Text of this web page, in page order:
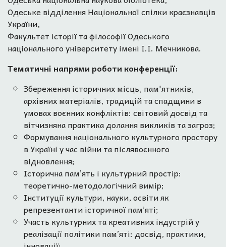
Одеське відділення Національної спілки краєзнавців
України,
Факультет історії та філософії Одеського
національного університету імені І.І. Мечникова.
Тематичні напрями роботи конференції:
Збереження історичних місць, пам'ятників,
архівних матеріалів, традицій та спадщини в
умовах воєнних конфліктів: світовий досвід та
вітчизняна практика долання викликів та загроз;
Формування національного культурного простору
в Україні у час війни та післявоєнного
відновлення;
Історична пам’ять і культурний простір:
теоретично-методологічний вимір;
Інституції культури, науки, освіти як
репрезентанти історичної пам’яті;
Участь культурних та креативних індустрій у
реалізації політики пам’яті: досвід, практики,